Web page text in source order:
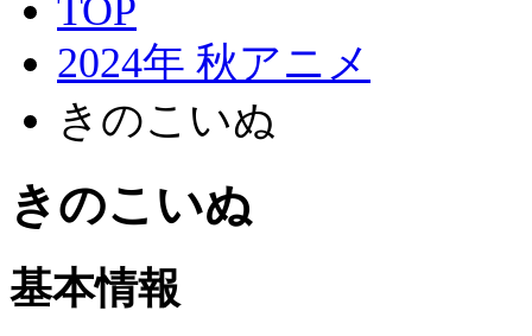
TOP
2024年 秋アニメ
きのこいぬ
きのこいぬ
基本情報